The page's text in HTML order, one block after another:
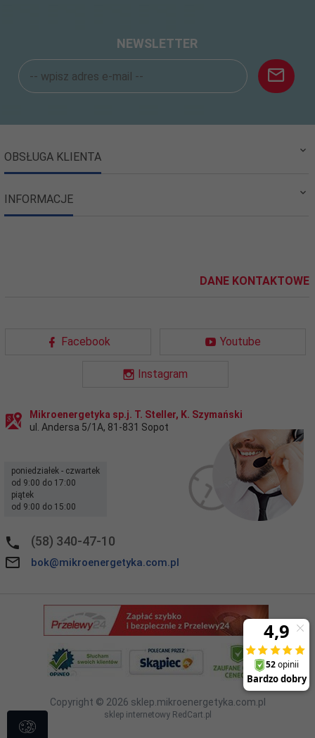
NEWSLETTER
OBSŁUGA KLIENTA
INFORMACJE
DANE KONTAKTOWE
Facebook Youtube
Instagram
Mikroenergetyka sp.j. T. Steller, K. Szymański
ul. Andersa 5/1A, 81-831 Sopot
poniedziałek - czwartek
od 9:00 do 17:00
piątek
od 9:00 do 15:00
(58) 340-47-10
bok@mikroenergetyka.com.pl
Copyright © 2026 sklep.mikroenergetyka.com.pl
sklep internetowyRedCart.pl